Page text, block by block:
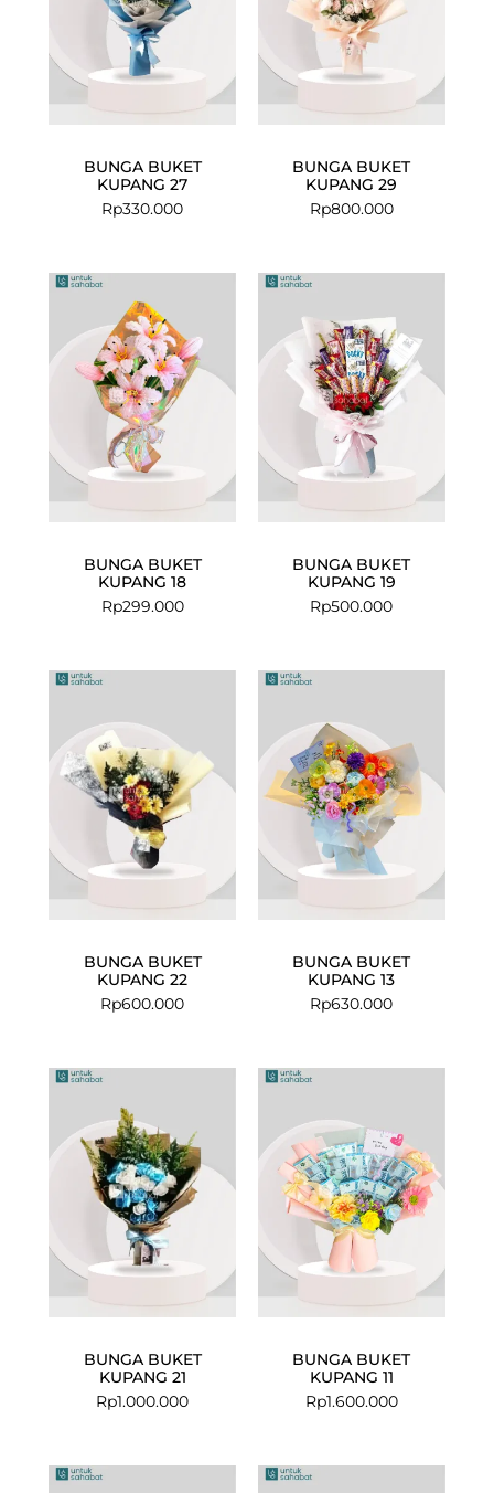
BUNGA BUKET
KUPANG 27
Rp330.000
BUNGA BUKET
KUPANG 29
Rp800.000
BUNGA BUKET
KUPANG 18
Rp299.000
BUNGA BUKET
KUPANG 19
Rp500.000
BUNGA BUKET
KUPANG 22
Rp600.000
BUNGA BUKET
KUPANG 13
Rp630.000
BUNGA BUKET
KUPANG 21
Rp1.000.000
BUNGA BUKET
KUPANG 11
Rp1.600.000